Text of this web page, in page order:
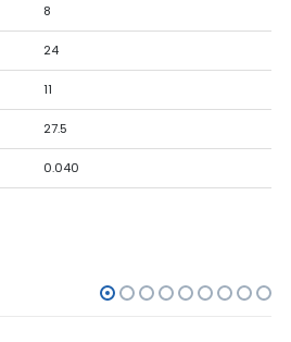
8
24
11
27.5
0.040